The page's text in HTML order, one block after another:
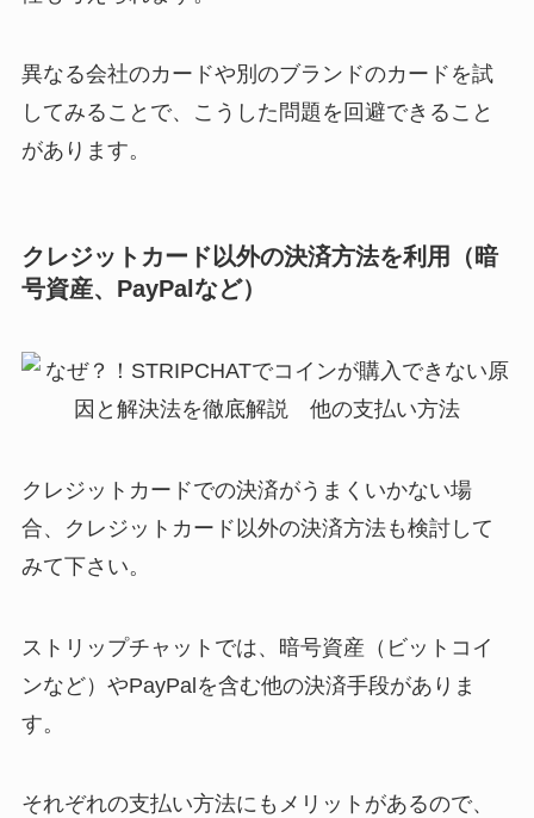
異なる会社のカードや別のブランドのカードを試
してみることで、こうした問題を回避できること
があります。
クレジットカード以外の決済方法を利用（暗
号資産、PayPalなど）
クレジットカードでの決済がうまくいかない場
合、クレジットカード以外の決済方法も検討して
みて下さい。
ストリップチャットでは、暗号資産（ビットコイ
ンなど）やPayPalを含む他の決済手段がありま
す。
それぞれの支払い方法にもメリットがあるので、